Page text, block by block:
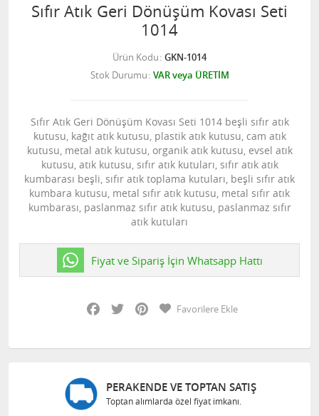
Sıfır Atık Geri Dönüşüm Kovası Seti
1014
Ürün Kodu GKN-1014
Stok Durumu VAR veya ÜRETİM
Sıfır Atık Geri Dönüşüm Kovası Seti 1014 beşli sıfır atık
kutusu, kağıt atık kutusu, plastik atık kutusu, cam atık
kutusu, metal atık kutusu, organik atık kutusu, evsel atık
kutusu, atık kutusu, sıfır atık kutuları, sıfır atık atık
kumbarası beşli, sıfır atık toplama kutuları, beşli sıfır atık
kumbara kutusu, metal sıfır atık kutusu, metal sıfır atık
kumbarası, paslanmaz sıfır atık kutusu, paslanmaz sıfır
atık kutuları
Fiyat ve Sipariş İçin Whatsapp Hattı
Facebook
Twitter PinterestFavorilere Ekle
PERAKENDE VE TOPTAN SATIŞ
Toptan alımlarda özel fiyat imkanı.